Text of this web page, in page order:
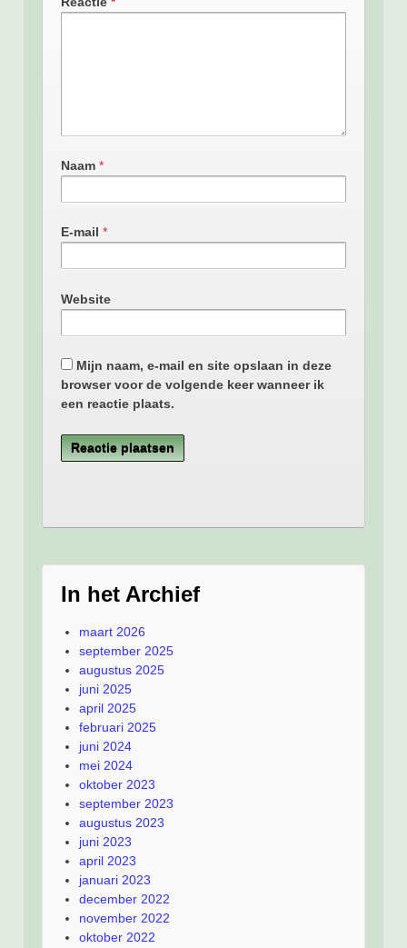
Naam *
E-mail *
Website
Mijn naam, e-mail en site opslaan in deze
browser voor de volgende keer wanneer ik
een reactie plaats.
In het Archief
maart 2026
september 2025
augustus 2025
juni 2025
april 2025
februari 2025
juni 2024
mei 2024
oktober 2023
september 2023
augustus 2023
juni 2023
april 2023
januari 2023
december 2022
november 2022
oktober 2022